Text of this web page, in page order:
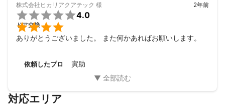
株式会社ヒカリアクアテック 様


4.0
ドア交換
2年前
ありがとうございました。 また何かあればお願いします。
依頼したプロ 寅助
対応エリア